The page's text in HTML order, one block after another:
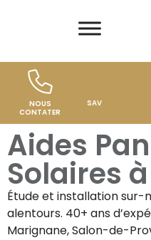
NOUS
CONTATER
SAV
Aides
Solaires
Étude et installation sur-
alentours. 40+ ans
Marignane, Salon-de-